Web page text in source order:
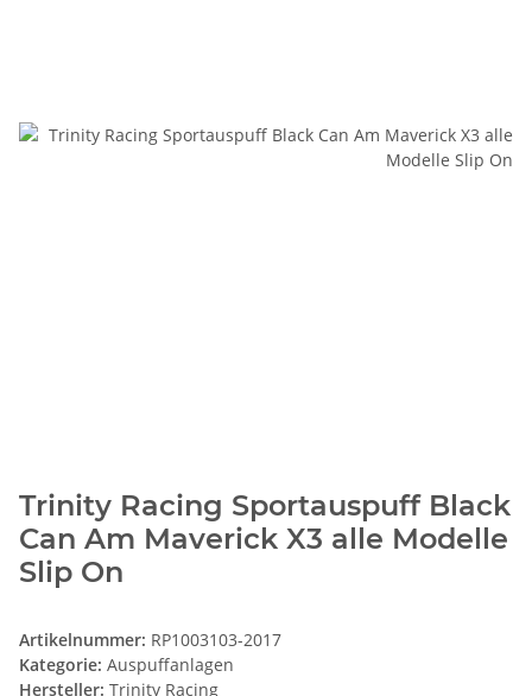
Trinity Racing Sportauspuff Black
Can Am Maverick X3 alle Modelle
Slip On
Artikelnummer: RP1003103-2017
Kategorie: Auspuffanlagen
Hersteller: Trinity Racing